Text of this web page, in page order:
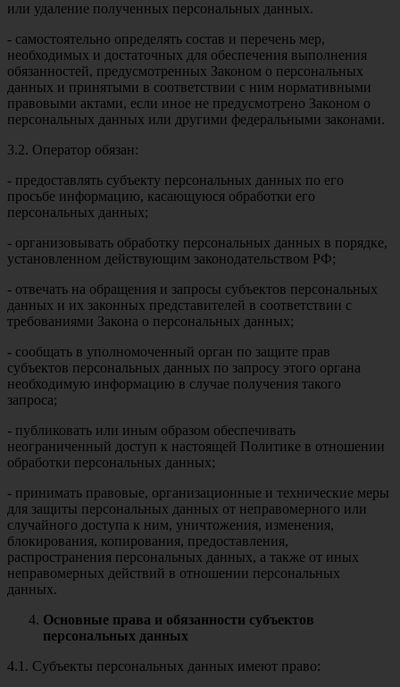
или удаление полученных персональных данных.
- самостоятельно определять состав и перечень мер,
необходимых и достаточных для обеспечения выполнения
обязанностей, предусмотренных Законом о персональных
данных и принятыми в соответствии с ним нормативными
правовыми актами, если иное не предусмотрено Законом о
персональных данных или другими федеральными законами.
3.2. Оператор обязан:
- предоставлять субъекту персональных данных по его
просьбе информацию, касающуюся обработки его
персональных данных;
- организовывать обработку персональных данных в порядке,
установленном действующим законодательством РФ;
- отвечать на обращения и запросы субъектов персональных
данных и их законных представителей в соответствии с
требованиями Закона о персональных данных;
- сообщать в уполномоченный орган по защите прав
субъектов персональных данных по запросу этого органа
необходимую информацию в случае получения такого
запроса;
- публиковать или иным образом обеспечивать
неограниченный доступ к настоящей Политике в отношении
обработки персональных данных;
- принимать правовые, организационные и технические меры
для защиты персональных данных от неправомерного или
случайного доступа к ним, уничтожения, изменения,
блокирования, копирования, предоставления,
распространения персональных данных, а также от иных
неправомерных действий в отношении персональных
данных.
Основные права и обязанности субъектов
персональных данных
4.1. Субъекты персональных данных имеют право: